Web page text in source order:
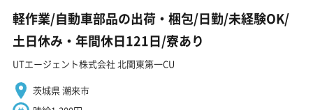
軽作業/自動車部品の出荷・梱包/日勤/未経験OK/
土日休み・年間休日121日/寮あり
UTエージェント株式会社 北関東第一CU
茨城県 潮来市